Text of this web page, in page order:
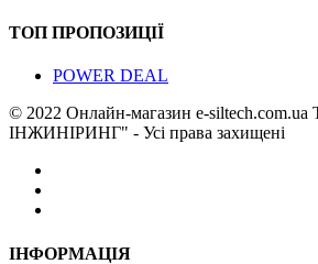
ТОП ПРОПОЗИЦІЇ
POWER DEAL
© 2022 Онлайн-магазин e-
ІНЖИНІРИНГ" - Усі права захищені
ІНФОРМАЦІЯ